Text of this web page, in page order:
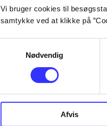
Vi bruger cookies til
samtykke ved at klikke på
Nødvendig
Afvis
...
...